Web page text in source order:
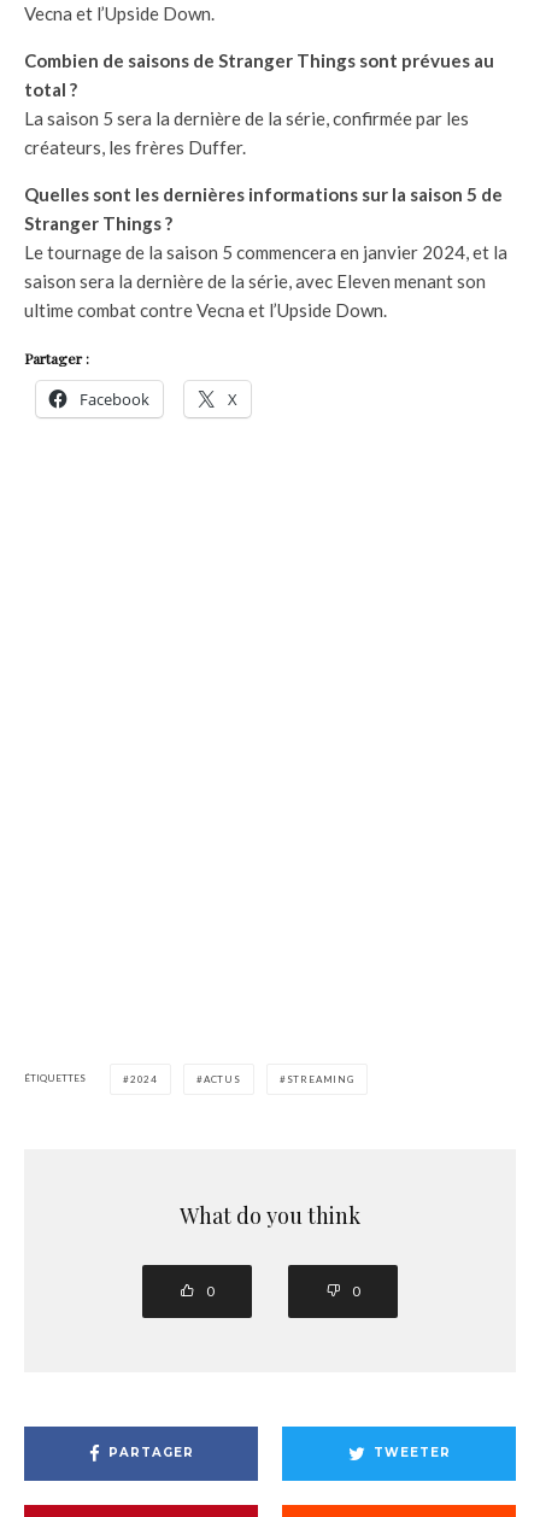
Vecna et l’Upside Down.
Combien de saisons de Stranger Things sont prévues au
total ?
La saison 5 sera la dernière de la série, confirmée par les
créateurs, les frères Duffer.
Quelles sont les dernières informations sur la saison 5 de
Stranger Things ?
Le tournage de la saison 5 commencera en janvier 2024, et la
saison sera la dernière de la série, avec Eleven menant son
ultime combat contre Vecna et l’Upside Down.
Partager :
Facebook X
ÉTIQUETTES 2024 ACTUS STREAMING
What do you think
0 0
PARTAGER TWEETER